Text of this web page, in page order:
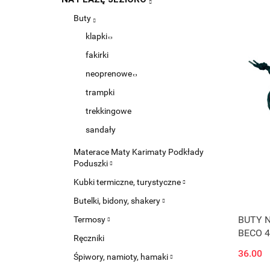
Buty
klapki
fakirki
neoprenowe
trampki
trekkingowe
sandały
Materace Maty Karimaty Podkłady
Poduszki
Kubki termiczne, turystyczne
Butelki, bidony, shakery
Termosy
Ręczniki
Śpiwory, namioty, hamaki
BUTY
BECO
36.00